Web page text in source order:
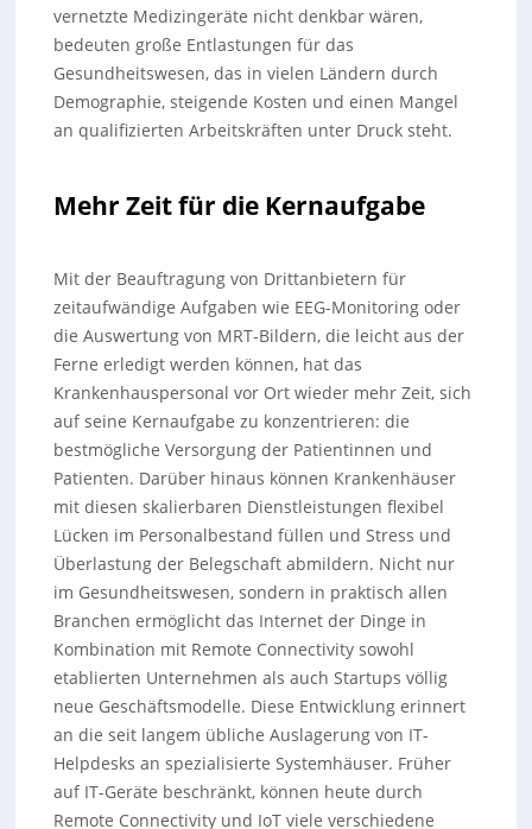
vernetzte Medizingeräte nicht denkbar wären,
bedeuten große Entlastungen für das
Gesundheitswesen, das in vielen Ländern durch
Demographie, steigende Kosten und einen Mangel
an qualifizierten Arbeitskräften unter Druck steht.
Mehr Zeit für die Kernaufgabe
Mit der Beauftragung von Drittanbietern für
zeitaufwändige Aufgaben wie EEG-Monitoring oder
die Auswertung von MRT-Bildern, die leicht aus der
Ferne erledigt werden können, hat das
Krankenhauspersonal vor Ort wieder mehr Zeit, sich
auf seine Kernaufgabe zu konzentrieren: die
bestmögliche Versorgung der Patientinnen und
Patienten. Darüber hinaus können Krankenhäuser
mit diesen skalierbaren Dienstleistungen flexibel
Lücken im Personalbestand füllen und Stress und
Überlastung der Belegschaft abmildern. Nicht nur
im Gesundheitswesen, sondern in praktisch allen
Branchen ermöglicht das Internet der Dinge in
Kombination mit Remote Connectivity sowohl
etablierten Unternehmen als auch Startups völlig
neue Geschäftsmodelle. Diese Entwicklung erinnert
an die seit langem übliche Auslagerung von IT-
Helpdesks an spezialisierte Systemhäuser. Früher
auf IT-Geräte beschränkt, können heute durch
Remote Connectivity und IoT viele verschiedene